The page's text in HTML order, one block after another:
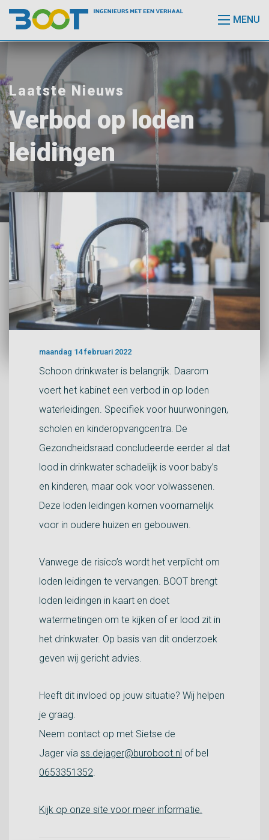
MENU
Laatste Nieuws
Verbod op loden
leidingen
maandag 14 februari 2022
Schoon drinkwater is belangrijk. Daarom
voert het kabinet een verbod in op loden
waterleidingen. Specifiek voor huurwoningen,
scholen en kinderopvangcentra. De
Gezondheidsraad concludeerde eerder al dat
lood in drinkwater schadelijk is voor baby’s
en kinderen, maar ook voor volwassenen.
Deze loden leidingen komen voornamelijk
voor in oudere huizen en gebouwen.
Vanwege de risico’s wordt het verplicht om
loden leidingen te vervangen. BOOT brengt
loden leidingen in kaart en doet
watermetingen om te kijken of er lood zit in
het drinkwater. Op basis van dit onderzoek
geven wij gericht advies.
Heeft dit invloed op jouw situatie? Wij helpen
je graag.
Neem contact op met Sietse de
Jager via ss.dejager@buroboot.nl of bel
0653351352
Kijk op onze site voor meer informatie.